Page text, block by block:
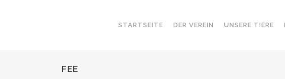
STARTSEITE DER VEREIN UNSERE TIERE
FEE